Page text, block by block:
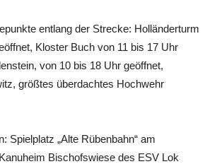
entlang der Strecke: Holländerturm
Kloster Buch von 11 bis 17 Uhr
von 10 bis 18 Uhr geöffnet,
größtes überdachtes Hochwehr
Spielplatz „Alte Rübenbahn“ am
Bischofswiese des ESV Lok